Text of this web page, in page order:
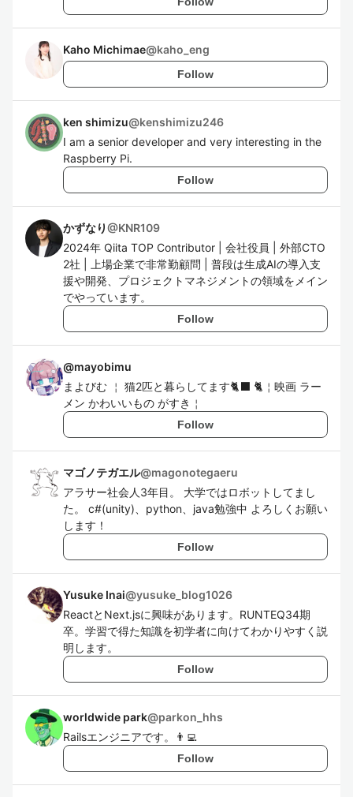
Kaho Michimae@kaho_eng
Follow
ken shimizu@kenshimizu246
I am a senior developer and very interesting in the
Raspberry Pi.
Follow
かずなり@KNR109
2024年 Qiita TOP Contributor | 会社役員 | 外部CTO
2社 | 上場企業で非常勤顧問 | 普段は生成AIの導入支
援や開発、プロジェクトマネジメントの領域をメイン
でやっています。
Follow
@mayobimu
まよびむ ￤ 猫2匹と暮らしてます🐈‍⬛ 🐈￤映画 ラー
メン かわいいもの がすき￤
Follow
マゴノテガエル@magonotegaeru
アラサー社会人3年目。 大学ではロボットしてまし
た。 c#(unity)、python、java勉強中 よろしくお願い
します！
Follow
Yusuke Inai@yusuke_blog1026
ReactとNext.jsに興味があります。RUNTEQ34期
卒。学習で得た知識を初学者に向けてわかりやすく説
明します。
Follow
worldwide park@parkon_hhs
Railsエンジニアです。👨‍💻
Follow